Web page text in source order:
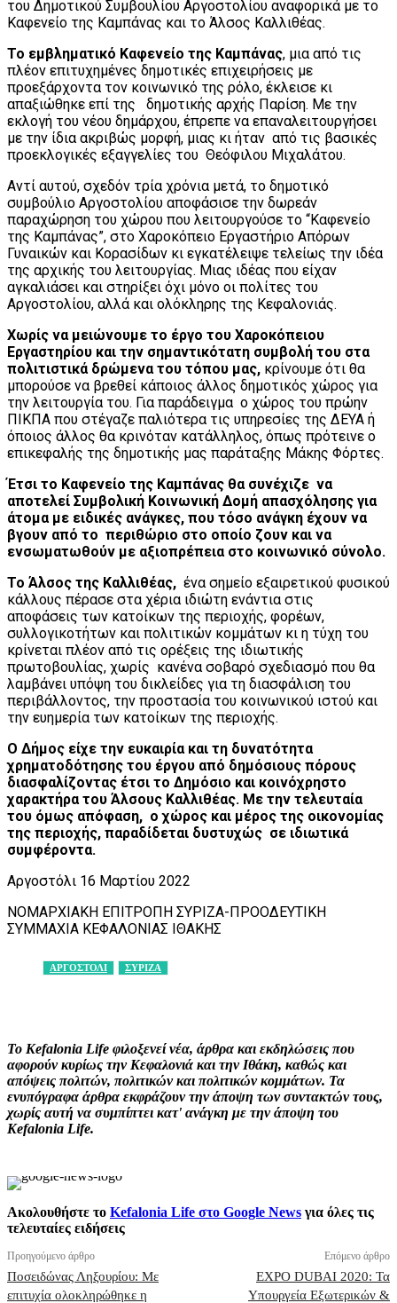
του Δημοτικού Συμβουλίου Αργοστολίου αναφορικά με το
Καφενείο της Καμπάνας και το Άλσος Καλλιθέας.
Το εμβληματικό Καφενείο της Καμπάνας, μια από τις
πλέον επιτυχημένες δημοτικές επιχειρήσεις με
προεξάρχοντα τον κοινωνικό της ρόλο, έκλεισε κι
απαξιώθηκε επί της δημοτικής αρχής Παρίση. Με την
εκλογή του νέου δημάρχου, έπρεπε να επαναλειτουργήσει
με την ίδια ακριβώς μορφή, μιας κι ήταν από τις βασικές
προεκλογικές εξαγγελίες του Θεόφιλου Μιχαλάτου.
Αντί αυτού, σχεδόν τρία χρόνια μετά, το δημοτικό
συμβούλιο Αργοστολίου αποφάσισε την δωρεάν
παραχώρηση του χώρου που λειτουργούσε το “Καφενείο
της Καμπάνας”, στο Χαροκόπειο Εργαστήριο Απόρων
Γυναικών και Κορασίδων κι εγκατέλειψε τελείως την ιδέα
της αρχικής του λειτουργίας. Μιας ιδέας που είχαν
αγκαλιάσει και στηρίξει όχι μόνο οι πολίτες του
Αργοστολίου, αλλά και ολόκληρης της Κεφαλονιάς.
Χωρίς να μειώνουμε το έργο του Χαροκόπειου
Εργαστηρίου και την σημαντικότατη συμβολή του στα
πολιτιστικά δρώμενα του τόπου μας, κρίνουμε ότι θα
μπορούσε να βρεθεί κάποιος άλλος δημοτικός χώρος για
την λειτουργία του. Για παράδειγμα ο χώρος του πρώην
ΠΙΚΠΑ που στέγαζε παλιότερα τις υπηρεσίες της ΔΕΥΑ ή
όποιος άλλος θα κρινόταν κατάλληλος, όπως πρότεινε ο
επικεφαλής της δημοτικής μας παράταξης Μάκης Φόρτες.
Έτσι το Καφενείο της Καμπάνας θα συνέχιζε να
αποτελεί Συμβολική Κοινωνική Δομή απασχόλησης για
άτομα με ειδικές ανάγκες, που τόσο ανάγκη έχουν να
βγουν από το περιθώριο στο οποίο ζουν και να
ενσωματωθούν με αξιοπρέπεια στο κοινωνικό σύνολο.
Το Άλσος της Καλλιθέας, ένα σημείο εξαιρετικού φυσικού
κάλλους πέρασε στα χέρια ιδιώτη ενάντια στις
αποφάσεις των κατοίκων της περιοχής, φορέων,
συλλογικοτήτων και πολιτικών κομμάτων κι η τύχη του
κρίνεται πλέον από τις ορέξεις της ιδιωτικής
πρωτοβουλίας, χωρίς κανένα σοβαρό σχεδιασμό που θα
λαμβάνει υπόψη του δικλείδες για τη διασφάλιση του
περιβάλλοντος, την προστασία του κοινωνικού ιστού και
την ευημερία των κατοίκων της περιοχής.
Ο Δήμος είχε την ευκαιρία και τη δυνατότητα
χρηματοδότησης του έργου από δημόσιους πόρους
διασφαλίζοντας έτσι το Δημόσιο και κοινόχρηστο
χαρακτήρα του Άλσους Καλλιθέας. Με την τελευταία
του όμως απόφαση, ο χώρος και μέρος της οικονομίας
της περιοχής, παραδίδεται δυστυχώς σε ιδιωτικά
συμφέροντα.
Αργοστόλι 16 Μαρτίου 2022
ΝΟΜΑΡΧΙΑΚΗ ΕΠΙΤΡΟΠΗ ΣΥΡΙΖΑ-ΠΡΟΟΔΕΥΤΙΚΗ
ΣΥΜΜΑΧΙΑ ΚΕΦΑΛΟΝΙΑΣ ΙΘΑΚΗΣ
ΑΡΓΟΣΤΟΛΙ ΣΥΡΙΖΑ
Το Kefalonia Life φιλοξενεί νέα, άρθρα και εκδηλώσεις που
αφορούν κυρίως την Κεφαλονιά και την Ιθάκη, καθώς και
απόψεις πολιτών, πολιτικών και πολιτικών κομμάτων. Τα
ενυπόγραφα άρθρα εκφράζουν την άποψη των συντακτών τους,
χωρίς αυτή να συμπίπτει κατ' ανάγκη με την άποψη του
Kefalonia Life.
Ακολουθήστε το Kefalonia Life στο Google News για όλες τις
τελευταίες ειδήσεις
Προηγούμενο άρθρο
Ποσειδώνας Ληξουρίου: Με
επιτυχία ολοκληρώθηκε η
Επόμενο άρθρο
EXPO DUBAI 2020: Τα
Υπουργεία Εξωτερικών &